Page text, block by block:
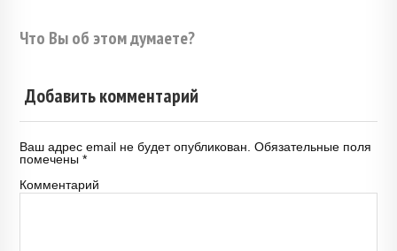
Что Вы об этом думаете?
Добавить комментарий
Ваш адрес email не будет опубликован. Обязательные поля
помечены *
Комментарий